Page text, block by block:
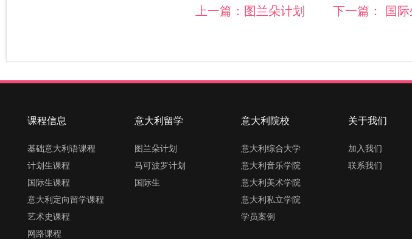
上一篇： 图兰朵计划 下一篇： 国
课程信息
基础意大利语课程
计划生课程
国际生课程
意大利定向留学课程
艺术史课程
网路课程
意大利留学
图兰朵计划
马可波罗计划
国际生
意大利院校
意大利综合大学
意大利音乐学院
意大利美术学院
意大利私立学院
学员案例
关于我们
加入我们
联系我们